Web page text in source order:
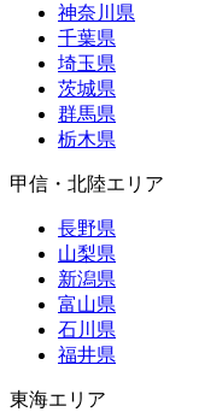
神奈川県
千葉県
埼玉県
茨城県
群馬県
栃木県
甲信・北陸エリア
長野県
山梨県
新潟県
富山県
石川県
福井県
東海エリア